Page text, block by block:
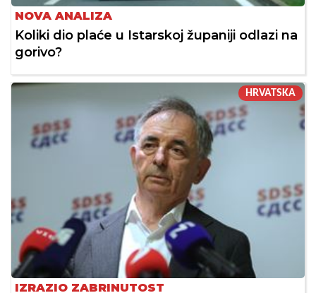
NOVA ANALIZA
Koliki dio plaće u Istarskoj županiji odlazi na
gorivo?
HRVATSKA
IZRAZIO ZABRINUTOST